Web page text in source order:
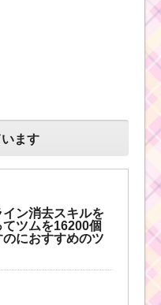
ます
イン消去スキルを
てツムを16200個
のにおすすめのツ